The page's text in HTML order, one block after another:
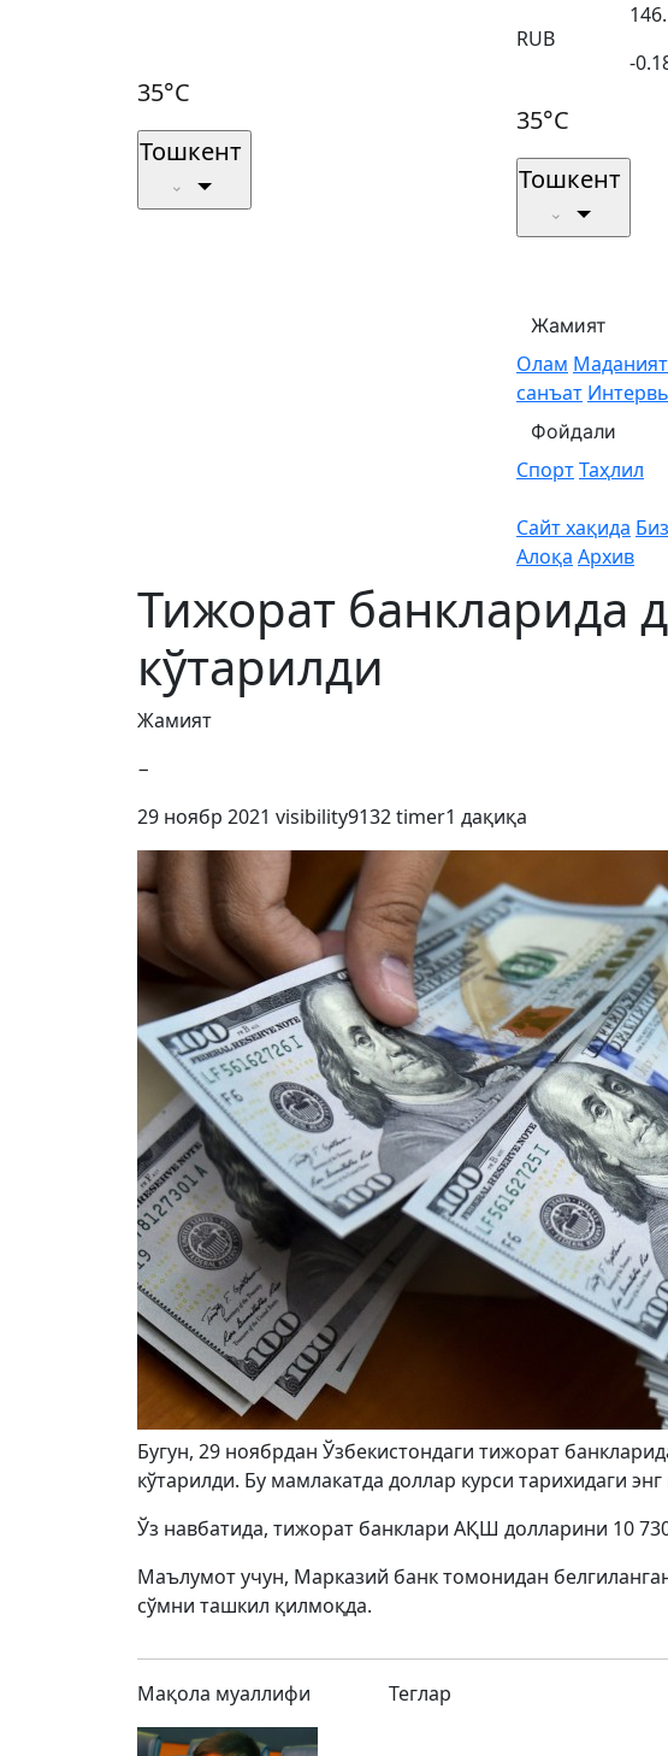
35°C
Тошкент
RUB
-
35°C
Тошкент
Жамият
Олам
санъат
Фойдали
СпортТаҳлил
Сайт хақида
Алоқа Архив
Тижорат банкларида
кўтарилди
Жамият
−
29 ноябр 2021 visibility9132timer1 дақиқа
Бугун, 29 ноябрдан Ўзбекистондаги тижорат
кўтарилди. Бу мамлакатда доллар курси тарихидаги
Ўз навбатида, тижорат банклари АҚШ долларини 10
Маълумот учун, Марказий банк томонидан
сўмни ташкил қилмоқда.
Мақола муаллифи Теглар